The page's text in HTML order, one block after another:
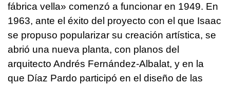
fábrica vella» comenzó a funcionar en 1949. En
1963, ante el éxito del proyecto con el que Isaac
se propuso popularizar su creación artística, se
abrió una nueva planta, con planos del
arquitecto Andrés Fernández-Albalat, y en la
que Díaz Pardo participó en el diseño de las